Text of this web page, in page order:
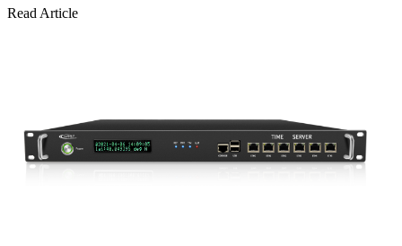
Read Article